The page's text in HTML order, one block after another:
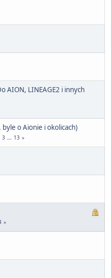
AION, LINEAGE2 i innych
byle o Aionie i okolicach)
3 ... 13